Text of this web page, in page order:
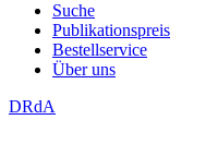
Suche
Publikationspreis
Bestellservice
Über uns
DRdA